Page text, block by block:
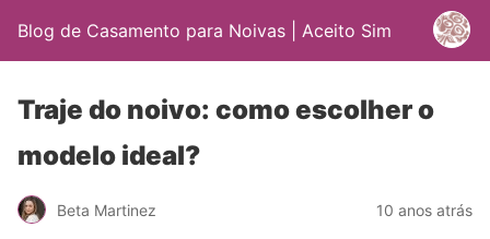
Blog de Casamento para Noivas | Aceito Sim
Traje do noivo: como escolher o
modelo ideal?
Beta Martinez 10 anos atrás